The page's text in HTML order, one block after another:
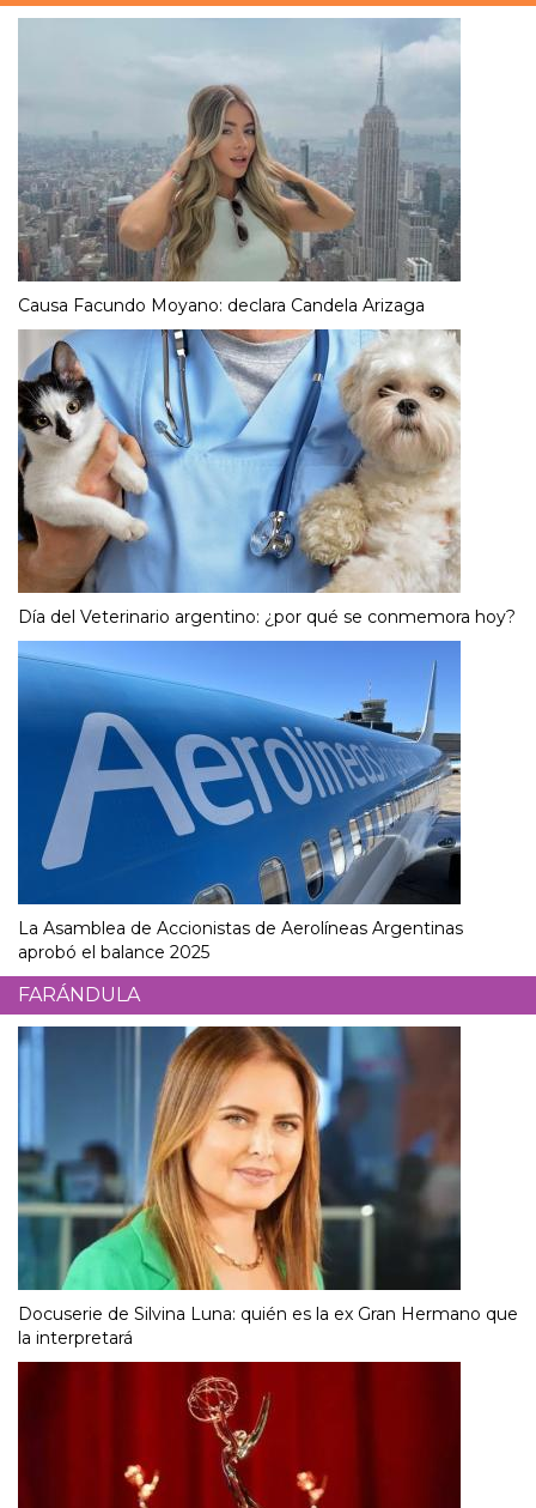
Causa Facundo Moyano: declara Candela Arizaga
Día del Veterinario argentino: ¿por qué se conmemora hoy?
La Asamblea de Accionistas de Aerolíneas Argentinas
aprobó el balance 2025
FARÁNDULA
Docuserie de Silvina Luna: quién es la ex Gran Hermano que
la interpretará